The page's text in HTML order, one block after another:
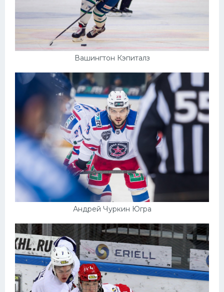
Вашингтон Кэпиталз
Андрей Чуркин Югра